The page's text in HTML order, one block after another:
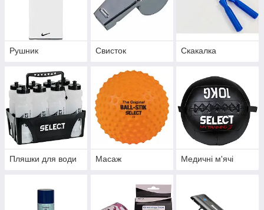
Рушник Свисток Скакалка
Пляшки для води Масаж Медичні м'ячі